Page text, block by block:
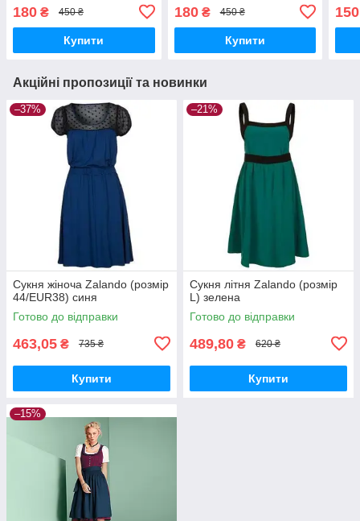
180 ₴ 450 ₴
Купити
180₴ 450 ₴
Купити
150
Акційні пропозиції та новинки
–37%
Сукня жіноча Zalando (розмір
44/EUR38) синя
Готово до відправки
463,05 ₴ 735 ₴
Купити
–21%
Сукня літня Zalando (розмір
L) зелена
Готово до відправки
489,80 ₴ 620 ₴
Купити
–15%